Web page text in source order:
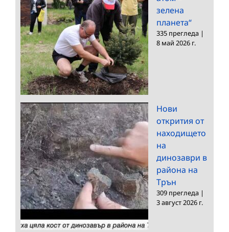
зелена
планета“
335 прегледа |
8 май 2026 г.
Нови
открития от
находището
на
динозаври в
района на
Трън
309 прегледа |
3 август 2026 г.